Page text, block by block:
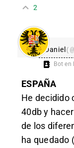
2
Daniel
Bot en
ESPAÑA
He decidido
40db y
de los
ha quedado